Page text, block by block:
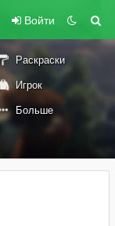
Войти
Раскраски
Игрок
Больше